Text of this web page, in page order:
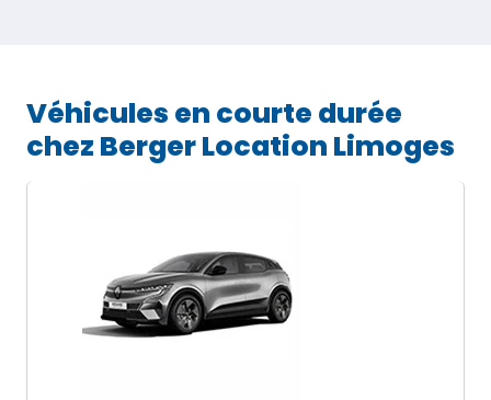
Véhicules en courte durée
chez Berger Location Limoges